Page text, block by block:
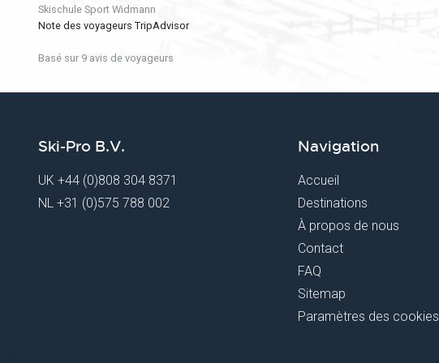
Skischule Sport Widmann
Note des voyageurs TripAdvisor
Basé sur 9 avis de voyageurs
Ski-Pro B.V.
UK +44 (0)808 304 8371
NL +31 (0)575 788 002
Navigation
Accueil
Destinations
À propos de nous
Contact
FAQ
Sitemap
Paramètres des cookies